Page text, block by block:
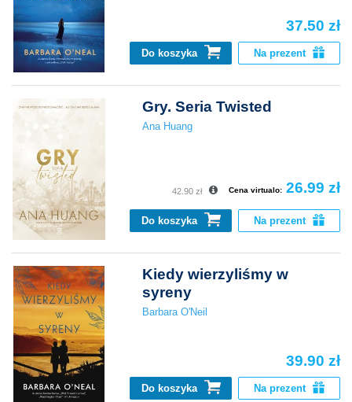
37.50 zł
Do koszyka Na prezent
Gry. Seria Twisted
Ana Huang
Cena virtualo: 26.99 zł
42.90 zł
Do koszyka Na prezent
Kiedy wierzyliśmy w
syreny
Barbara O'Neil
39.90 zł
Do koszyka Na prezent